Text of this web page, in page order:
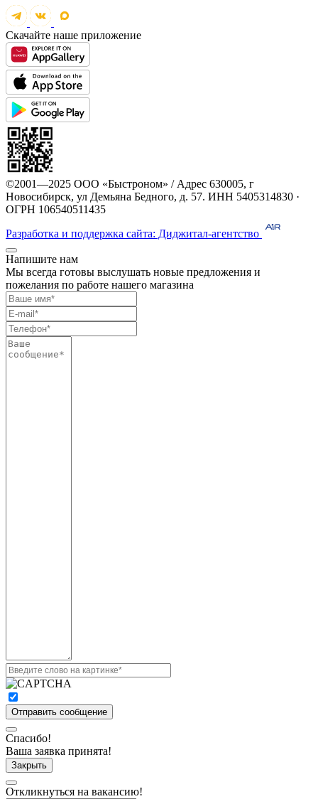
Скачайте наше приложение
©2001—2025 ООО «Быстроном» / Адрес 630005, г
Новосибирск, ул Демьяна Бедного, д. 57. ИНН 5405314830 ·
ОГРН 106540511435
Разработка и поддержка сайта: Диджитал-агентство
Напишите нам
Мы всегда готовы выслушать новые предложения и
пожелания по работе нашего магазина
Спасибо!
Ваша заявка принята!
Закрыть
Откликнуться на вакансию!